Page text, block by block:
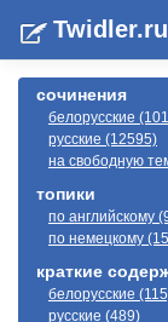
Twidler.ru
сочинения
белорусские
русские (12595)
на свободную
топики
по английскому
по немецкому
краткие
белорусские
русские (489)